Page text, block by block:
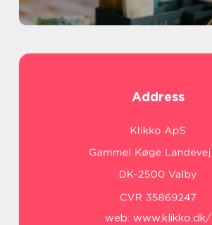
Address
web: www.klikko.dk/